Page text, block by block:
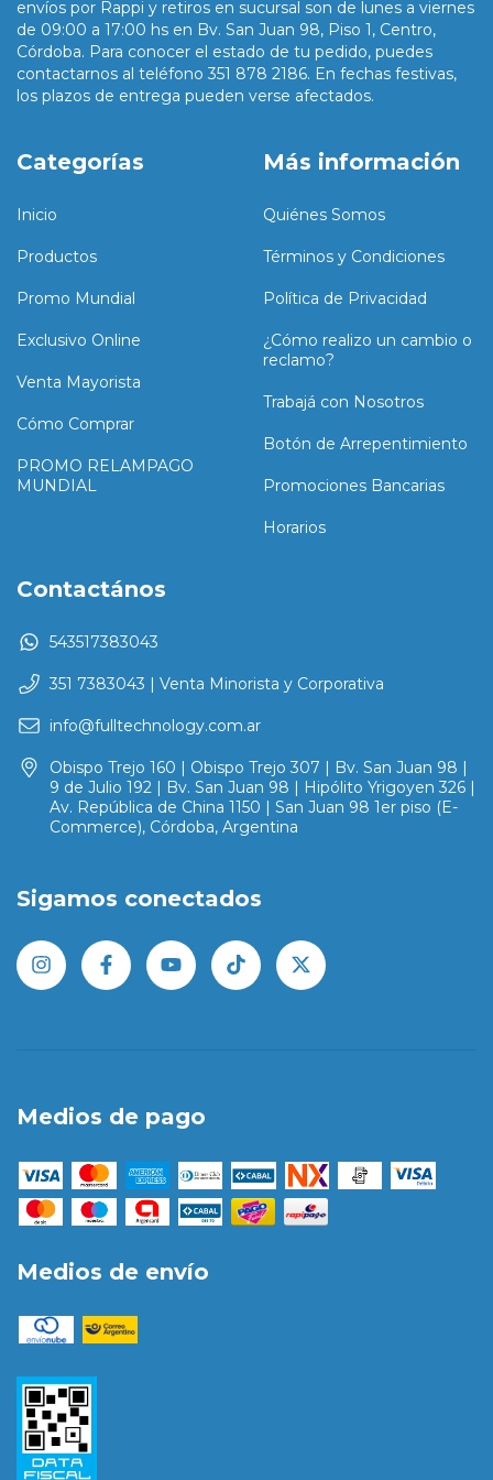
envíos por Rappi y retiros en sucursal son de lunes a viernes
de 09:00 a 17:00 hs en Bv. San Juan 98, Piso 1, Centro,
Córdoba. Para conocer el estado de tu pedido, puedes
contactarnos al teléfono 351 878 2186. En fechas festivas,
los plazos de entrega pueden verse afectados.
Categorías
Inicio
Productos
Promo Mundial
Exclusivo Online
Venta Mayorista
Cómo Comprar
PROMO RELAMPAGO
MUNDIAL
Más información
Quiénes Somos
Términos y Condiciones
Política de Privacidad
¿Cómo realizo un cambio o
reclamo?
Trabajá con Nosotros
Botón de Arrepentimiento
Promociones Bancarias
Horarios
Contactános
543517383043
351 7383043 | Venta Minorista y Corporativa
info@fulltechnology.com.ar
Obispo Trejo 160 | Obispo Trejo 307 | Bv. San Juan 98 |
9 de Julio 192 | Bv. San Juan 98 | Hipólito Yrigoyen 326 |
Av. República de China 1150 | San Juan 98 1er piso (E-
Commerce), Córdoba, Argentina
Sigamos conectados
Medios de pago
Medios de envío